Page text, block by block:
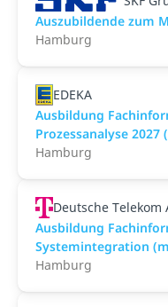
Auszubildende zum
Hamburg
EDEKA
Ausbildung
Prozessanalyse
Hamburg
Deutsche Telekom
Ausbildung
Systemintegration
Hamburg